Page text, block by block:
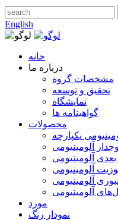
English
خانه
درباره ما
مشخصات گروه
تحقیق و توسعه
نمایشگاه
گواهینامه ها
محصولات
یکپارچه
آلومینیومی
آلومینیومی
آلومینیومی
آلومینیومی
آلومینیومی
مورد
نمودار رنگ